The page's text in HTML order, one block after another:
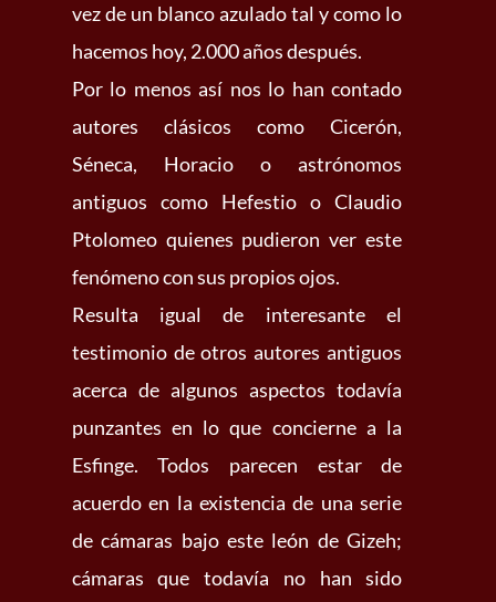
vez de un blanco azulado tal y como lo
hacemos hoy, 2.000 años después.
Por lo menos así nos lo han contado
autores clásicos como Cicerón,
Séneca, Horacio o astrónomos
antiguos como Hefestio o Claudio
Ptolomeo quienes pudieron ver este
fenómeno con sus propios ojos.
Resulta igual de interesante el
testimonio de otros autores antiguos
acerca de algunos aspectos todavía
punzantes en lo que concierne a la
Esfinge. Todos parecen estar de
acuerdo en la existencia de una serie
de cámaras bajo este león de Gizeh;
cámaras que todavía no han sido